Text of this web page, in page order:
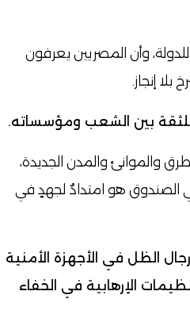
وأن المصريين يعرفون
إنجاز.
للثقة بين الشعب ومؤسساته.
والموانئ والمدن الجديدة،
الصندوق هو امتدادٌ لجهدٍ في
الظل في الأجهزة الأمنية
الإرهابية في الخفاء